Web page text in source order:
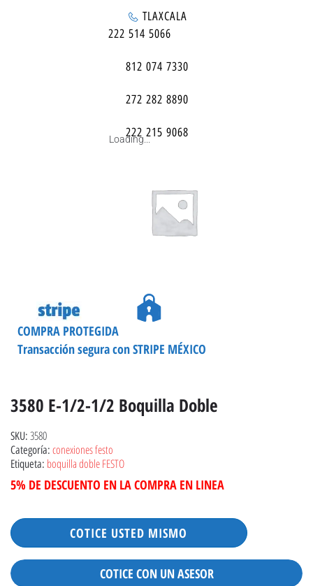
TLAXCALA
222 514 5066
812 074 7330
272 282 8890
222 215 9068
Loading...
Transacción segura con STRIPE MÉXICO
COMPRA PROTEGIDA
3580 E-1/2-1/2 Boquilla Doble
SKU: 3580
Categoría: conexiones festo
Etiqueta: boquilla doble FESTO
5% DE DESCUENTO EN LA COMPRA EN LINEA
COTICE USTED MISMO
COTICE CON UN ASESOR